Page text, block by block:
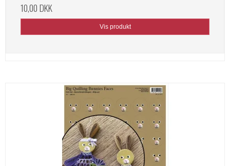
10,00 DKK
Vis produkt